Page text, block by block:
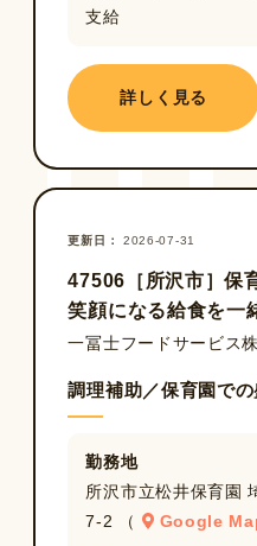
支給
詳しく見る
更新日 2026-07-31
47506［所沢市］保
笑顔になる給食を一
一冨士フードサービス
調理補助／保育園で
勤務地
所沢市立松井保育園
7‐2 （
Google